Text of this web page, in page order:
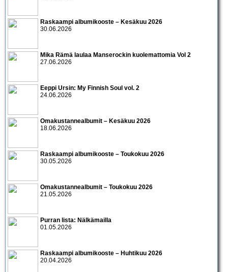
Raskaampi albumikooste – Kesäkuu 2026
30.06.2026
Mika Rämä laulaa Manserockin kuolemattomia Vol 2
27.06.2026
Eeppi Ursin: My Finnish Soul vol. 2
24.06.2026
Omakustannealbumit – Kesäkuu 2026
18.06.2026
Raskaampi albumikooste – Toukokuu 2026
30.05.2026
Omakustannealbumit – Toukokuu 2026
21.05.2026
Purran lista: Nälkämailla
01.05.2026
Raskaampi albumikooste – Huhtikuu 2026
20.04.2026